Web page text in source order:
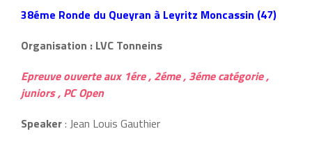
38éme Ronde du Queyran à Leyritz Moncassin (47)
Organisation : LVC Tonneins
Epreuve ouverte aux 1ére , 2éme , 3éme catégorie ,
juniors , PC Open
Speaker: Jean Louis Gauthier